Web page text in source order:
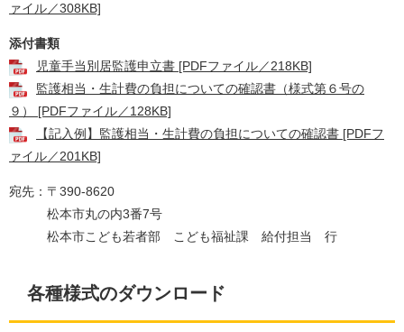
ァイル／308KB]
添付書類
児童手当別居監護申立書 [PDFファイル／218KB]
監護相当・生計費の負担についての確認書（様式第６号の
９） [PDFファイル／128KB]
【記入例】監護相当・生計費の負担についての確認書 [PDFフ
ァイル／201KB]
宛先：〒390-8620
松本市丸の内3番7号
松本市こども若者部 こども福祉課 給付担当 行
各種様式のダウンロード